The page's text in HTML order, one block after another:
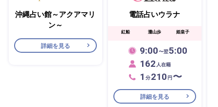
沖縄占い館～アクアマリ
ン～
詳細を見る
電話占いウラナ
紅船 瀧山歩 姫皇子
9:00〜翌5:00
162 人在籍
1 分210 円〜
詳細を見る